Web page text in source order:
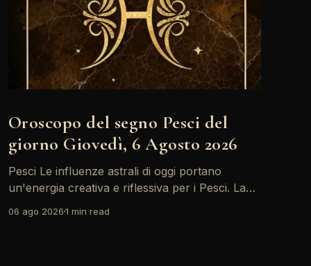
Oroscopo del segno Pesci del
giorno Giovedì, 6 Agosto 2026
Pesci Le influenze astrali di oggi portano
un'energia creativa e riflessiva per i Pesci. La
incoraggiandoti a esplorare nuove idee e
06 ago 20261 min read